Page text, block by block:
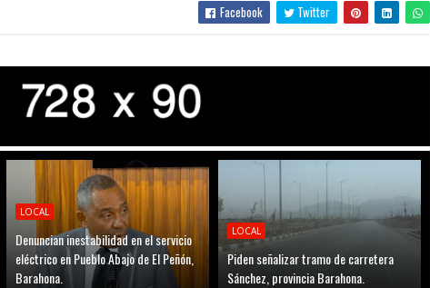
Facebook Twitter
LOCAL
Denuncian inestabilidad en el servicio
eléctrico en Pueblo Abajo de El Peñón,
Barahona.
LOCAL
Piden señalizar tramo de carretera
Sánchez, provincia Barahona.